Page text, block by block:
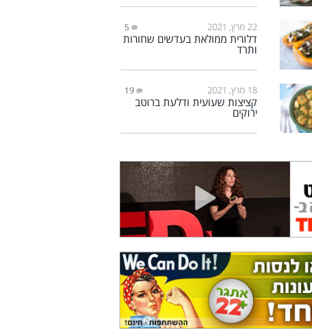
22 מרץ, 2021 5
דלורית ממולאת בעדשים שחורות
ותרד
18 מרץ, 2021 19
קציצות שעועית ודלעת ברוטב
ירוקים